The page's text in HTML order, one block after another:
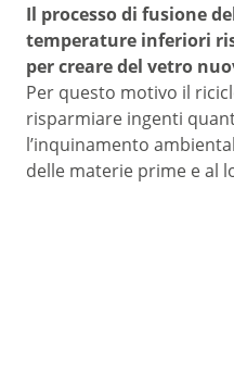
Il processo di fusione
temperature inferiori
per creare del vetro
Per questo motivo il
risparmiare ingenti
l’inquinamento
delle materie prime e al